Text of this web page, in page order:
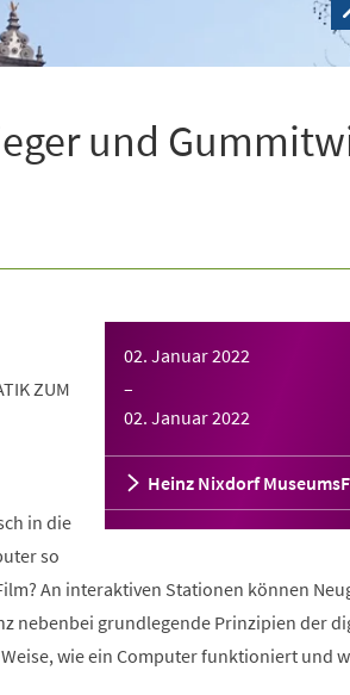
und
02. Januar 2022
–
02. Januar 2022
Heinz Nixdorf
ZUM
in die
so
An interaktiven Stationen können
nebenbei grundlegende Prinzipien der
wie ein Computer funktioniert und